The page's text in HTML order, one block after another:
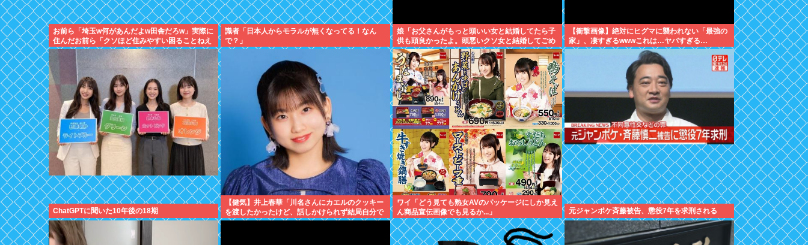
お前ら「埼玉w何があんだよw田舎だろw」実際に
住んだお前ら「クソほど住みやすい困ることねえ
じゃん」
識者「日本人からモラルが無くなってる！なん
で？」
娘「お父さんがもっと頭いい女と結婚してたら子
供も頭良かったよ。頭悪いクソ女と結婚してごめ
んなさいって謝れよ」どう返せばいい？
【衝撃画像】絶対にヒグマに襲われない「最強の
家」、凄すぎるwwwこれは…ヤバすぎる…
ChatGPTに聞いた10年後の18期
【健気】井上春華「川名さんにカエルのクッキー
を渡したかったけど、話しかけられず結局自分で
食べた」
ワイ「どう見ても熟女AVのパッケージにしか見え
ん商品宣伝画像でも見るか...」
元ジャンポケ斉藤被告、懲役7年を求刑される